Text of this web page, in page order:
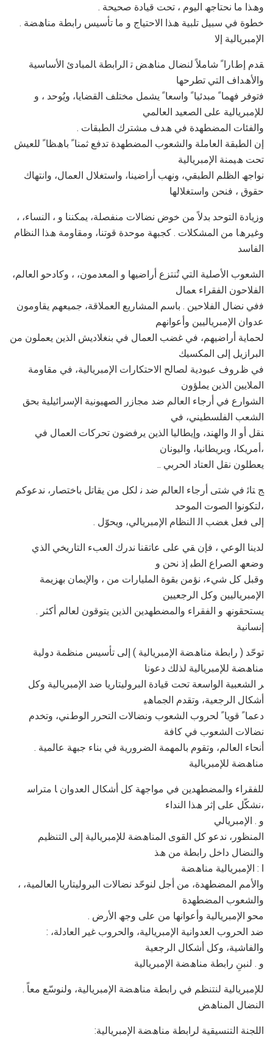
. وھﺬا ﻣﺎ ﻧﺤﺘﺎﺟﮫ اﻟﯿﻮم ، ﺗﺤﺖ ﻗﯿﺎدة ﺻﺤﯿﺤﺔ
. ﺧﻄﻮة ﻓﻲ ﺳﺒﯿﻞ ﺗﻠﺒﯿﺔ ھﺬا اﻻﺣﺘﯿﺎج و ﻣﺎ ﺗﺄﺳﯿﺲ راﺑﻄﺔ ﻣﻨﺎھﻀﺔ
اﻹﻣﺒﺮﯾﺎﻟﯿﺔ إﻻ
ﻘﺪم إطﺎرا ً ﺷﺎﻣﻼً ﻟﻨﻀﺎل ﻣﻨﺎھﺾ ﺗ اﻟﺮاﺑﻄﺔ ﺎﻟﻤﺒﺎدئ اﻷﺳﺎﺳﯿﺔ
واﻷھﺪاف اﻟﺘﻲ ﺗﻄﺮﺣﮭﺎ
ﻓﺗﻮﻓﺮ ﻓﮭﻤﺎ ً ﻣﺒﺪﺋﯿﺎ ً واﺳﻌﺎ ً ﯾﺸﻤﻞ ﻣﺨﺘﻠﻒ اﻟﻘﻀﺎﯾﺎ، وﯾُﻮﺣﺪ ، و
ﻟﻺﻣﺒﺮﯾﺎﻟﯿﺔ ﻋﻠﻰ اﻟﺼﻌﯿﺪ اﻟﻌﺎﻟﻤﻲ
. واﻟﻔﺌﺎت اﻟﻤﻀﻄﮭﺪة ﻓﻲ ھﺪف ﻣﺸﺘﺮك اﻟﻄﺒﻘﺎت
إن اﻟﻄﺒﻘﺔ اﻟﻌﺎﻣﻠﺔ واﻟﺸﻌﻮب اﻟﻤﻀﻄﮭﺪة ﺗﺪﻓﻊ ﺛﻤﻨﺎ ً ﺑﺎھﻈﺎ ً ﻟﻠﻌﯿﺶ
ﺗﺤﺖ ھﯿﻤﻨﺔ اﻹﻣﺒﺮﯾﺎﻟﯿﺔ
ﻧﻮاﺟﮫ اﻟﻈﻠﻢ اﻟﻄﺒﻘﻲ، وﻧﮭﺐ أراﺿﯿﻨﺎ، واﺳﺘﻐﻼل اﻟﻌﻤﺎل، واﻧﺘﮭﺎك
ﺣﻘﻮق ، ﻓﻨﺤﻦ واﺳﺘﻐﻼﻟﮭﺎ
، وزﯾﺎدة اﻟﺘﻮﺣﺪ ﺑﺪﻻً ﻣﻦ ﺧﻮض ﻧﻀﺎﻻت ﻣﻨﻔﺼﻠﺔ، ﯾﻤﻜﻨﻨﺎ و ، اﻟﻨﺴﺎء،
وﻏﯿﺮھﺎ ﻣﻦ اﻟﻤﺸﻜﻼت . ﻛﺠﺒﮭﺔ ﻣﻮﺣﺪة ﻗﻮﺗﻨﺎ، وﻣﻘﺎوﻣﺔ ھﺬا اﻟﻨﻈﺎم
اﻟﻔﺎﺳﺪ
اﻟﺸﻌﻮب اﻷﺻﻠﯿﺔ اﻟﺘﻲ ﺗُﻨﺘﺰع أراﺿﯿﮭﺎ و اﻟﻤﻌﺪﻣﻮن، ، وﻛﺎدﺣﻮ اﻟﻌﺎﻟﻢ،
اﻟﻔﻼﺣﻮن اﻟﻔﻘﺮاء ﻌﻤﺎل
ﻓﻓﻲ ﻧﻀﺎل اﻟﻔﻼﺣﯿﻦ . ﺑﺎﺳﻢ اﻟﻤﺸﺎرﯾﻊ اﻟﻌﻤﻼﻗﺔ، ﺟﻤﯿﻌﮭﻢ ﯾﻘﺎوﻣﻮن
ﻋﺪوان اﻹﻣﺒﺮﯾﺎﻟﯿﯿﻦ وأﻋﻮاﻧﮭﻢ
ﻟﺤﻤﺎﯾﺔ أراﺿﯿﮭﻢ، ﻓﻲ ﻏﻀﺐ اﻟﻌﻤﺎل ﻓﻲ ﺑﻨﻐﻼدﯾﺶ اﻟﺬﯾﻦ ﯾﻌﻤﻠﻮن ﻣﻦ
اﻟﺒﺮازﯾﻞ إﻟﻰ اﻟﻤﻜﺴﯿﻚ
ﻓﻲ ظﺮوف ﻋﺒﻮدﯾﺔ ﻟﺼﺎﻟﺢ اﻻﺣﺘﻜﺎرات اﻹﻣﺒﺮﯾﺎﻟﯿﺔ، ﻓﻲ ﻣﻘﺎوﻣﺔ
اﻟﻤﻼﯾﯿﻦ اﻟﺬﯾﻦ ﯾﻤﻠﺆون
اﻟﺸﻮارع ﻓﻲ أرﺟﺎء اﻟﻌﺎﻟﻢ ﺿﺪ ﻣﺠﺎزر اﻟﺼﮭﯿﻮﻧﯿﺔ اﻹﺳﺮاﺋﯿﻠﯿﺔ ﺑﺤﻖ
اﻟﺸﻌﺐ اﻟﻔﻠﺴﻄﯿﻨﻲ، ﻓﻲ
ﻨﻘﻞ أو اﻟ واﻟﮭﻨﺪ، وإﯾﻄﺎﻟﯿﺎ اﻟﺬﯾﻦ ﯾﺮﻓﻀﻮن ﺗﺤﺮﻛﺎت اﻟﻌﻤﺎل ﻓﻲ
أﻣﺮﯾﻜﺎ، وﺑﺮﯾﻄﺎﻧﯿﺎ، واﻟﯿﻮﻧﺎن،
.. ﯾﻌﻄﻠﻮن ﻧﻘﻞ اﻟﻌﺘﺎد اﻟﺤﺮﺑﻲ
ﺞ ﺘﺎﺋ ﻓﻲ ﺷﺘﻰ أرﺟﺎء اﻟﻌﺎﻟﻢ ﺿﺪ ﻧ ﻟﻜﻞ ﻣﻦ ﯾﻘﺎﺗﻞ ﺑﺎﺧﺘﺼﺎر، ﻧﺪﻋﻮﻛﻢ
ﻟﺘﻜﻮﻧﻮا اﻟﺼﻮت اﻟﻤﻮﺣﺪ،
. إﻟﻰ ﻓﻌﻞ ﻐﻀﺐ اﻟ اﻟﻨﻈﺎم اﻹﻣﺒﺮﯾﺎﻟﻲ، وﯾﺤﻮّل
ﻟﺪﯾﻨﺎ اﻟﻮﻋﻲ ، ﻓﺈن ﻘﻲ ﻋﻠﻰ ﻋﺎﺗﻘﻨﺎ ﻧﺪرك اﻟﻌﺐء اﻟﺘﺎرﯾﺨﻲ اﻟﺬي
وﺿﻌﮫ اﻟﺼﺮاع اﻟﻄﺒ إذ ﻧﺤﻦ و
وﻗﺒﻞ ﻛﻞ ﺷﻲء، ﻧﺆﻣﻦ ﺑﻘﻮة اﻟﻤﻠﯿﺎرات ﻣﻦ ، واﻹﯾﻤﺎن ﺑﮭﺰﯾﻤﺔ
اﻹﻣﺒﺮﯾﺎﻟﯿﯿﻦ وﻛﻞ اﻟﺮﺟﻌﯿﯿﻦ
. ﯾﺴﺘﺤﻘﻮﻧﮫ و اﻟﻔﻘﺮاء واﻟﻤﻀﻄﮭﺪﯾﻦ اﻟﺬﯾﻦ ﯾﺘﻮﻗﻮن ﻟﻌﺎﻟﻢ أﻛﺜﺮ
إﻧﺴﺎﻧﯿﺔ
ﺗﻮﺣّﺪ ( راﺑﻄﺔ ﻣﻨﺎھﻀﺔ اﻹﻣﺒﺮﯾﺎﻟﯿﺔ ) إﻟﻰ ﺗﺄﺳﯿﺲ ﻣﻨﻈﻤﺔ دوﻟﯿﺔ
ﻣﻨﺎھﻀﺔ ﻟﻺﻣﺒﺮﯾﺎﻟﯿﺔ ﻟﺬﻟﻚ دﻋﻮﻧﺎ
ﺮ اﻟﺸﻌﺒﯿﺔ اﻟﻮاﺳﻌﺔ ﺗﺤﺖ ﻗﯿﺎدة اﻟﺒﺮوﻟﯿﺘﺎرﯾﺎ ﺿﺪ اﻹﻣﺒﺮﯾﺎﻟﯿﺔ وﻛﻞ
أﺷﻜﺎل اﻟﺮﺟﻌﯿﺔ، وﺗﻘﺪم اﻟﺠﻤﺎھﯿ
دﻋﻤﺎ ً ﻗﻮﯾﺎ ً ﻟﺤﺮوب اﻟﺸﻌﻮب وﻧﻀﺎﻻت اﻟﺘﺤﺮر اﻟﻮطﻨﻲ، وﺗﺨﺪم
ﻧﻀﺎﻻت اﻟﺸﻌﻮب ﻓﻲ ﻛﺎﻓﺔ
. أﻧﺤﺎء اﻟﻌﺎﻟﻢ، وﺗﻘﻮم ﺑﺎﻟﻤﮭﻤﺔ اﻟﻀﺮورﯾﺔ ﻓﻲ ﺑﻨﺎء ﺟﺒﮭﺔ ﻋﺎﻟﻤﯿﺔ
ﻣﻨﺎھﻀﺔ ﻟﻺﻣﺒﺮﯾﺎﻟﯿﺔ
ﻟﻠﻔﻘﺮاء واﻟﻤﻀﻄﮭﺪﯾﻦ ﻓﻲ ﻣﻮاﺟﮭﺔ ﻛﻞ أﺷﻜﺎل اﻟﻌﺪوان ﺎ ﻣﺘﺮاﺳ
ﻧﺸﻜّﻞ ﻋﻠﻰ إﺛﺮ ھﺬا اﻟﻨﺪاء،
و . اﻹﻣﺒﺮﯾﺎﻟﻲ
اﻟﻤﻨﻈﻮر، ﻧﺪﻋﻮ ﻛﻞ اﻟﻘﻮى اﻟﻤﻨﺎھﻀﺔ ﻟﻺﻣﺒﺮﯾﺎﻟﯿﺔ إﻟﻰ اﻟﺘﻨﻈﯿﻢ
واﻟﻨﻀﺎل داﺧﻞ راﺑﻄﺔ ﻣﻦ ھﺬ
ا : اﻹﻣﺒﺮﯾﺎﻟﯿﺔ ﻣﻨﺎھﻀﺔ
، واﻷﻣﻢ اﻟﻤﻀﻄﮭﺪة، ﻣﻦ أﺟﻞ ﻟﻨﻮﺣّﺪ ﻧﻀﺎﻻت اﻟﺒﺮوﻟﯿﺘﺎرﯾﺎ اﻟﻌﺎﻟﻤﯿﺔ،
واﻟﺸﻌﻮب اﻟﻤﻀﻄﮭﺪة
. ﻣﺤﻮ اﻹﻣﺒﺮﯾﺎﻟﯿﺔ وأﻋﻮاﻧﮭﺎ ﻣﻦ ﻋﻠﻰ وﺟﮫ اﻷرض
: ﺿﺪ اﻟﺤﺮوب اﻟﻌﺪواﻧﯿﺔ اﻹﻣﺒﺮﯾﺎﻟﯿﺔ، واﻟﺤﺮوب ﻏﯿﺮ اﻟﻌﺎدﻟﺔ،
واﻟﻔﺎﺷﯿﺔ، وﻛﻞ أﺷﻜﺎل اﻟﺮﺟﻌﯿﺔ
و . ﻟﻨﺒﻦِ راﺑﻄﺔ ﻣﻨﺎھﻀﺔ اﻹﻣﺒﺮﯾﺎﻟﯿﺔ
. ﻟﻺﻣﺒﺮﯾﺎﻟﯿﺔ ﻟﻨﺘﻨﻈﻢ ﻓﻲ راﺑﻄﺔ ﻣﻨﺎھﻀﺔ اﻹﻣﺒﺮﯾﺎﻟﯿﺔ، وﻟﻨﻮﺳّﻊ ﻣﻌﺎً
اﻟﻨﻀﺎل اﻟﻤﻨﺎھﺾ
:اﻟﻠﺠﻨﺔ اﻟﺘﻨﺴﯿﻘﯿﺔ ﻟﺮاﺑﻄﺔ ﻣﻨﺎھﻀﺔ اﻹﻣﺒﺮﯾﺎﻟﯿﺔ